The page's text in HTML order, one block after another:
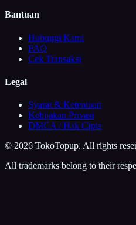
Bantuan
Hubungi Kami
FAQ
Cek Transaksi
Legal
Syarat & Ketentuan
Kebijakan Privasi
DMCA / Hak Cipta
© 2026 TokoTopup. All rights
All trademarks belong to their